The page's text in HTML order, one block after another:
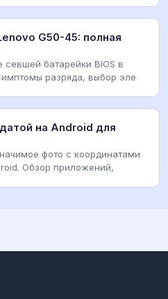
G50-45: полная
батарейки BIOS в
разряда, выбор эле
на Android для
фото с координатами
Обзор приложений,